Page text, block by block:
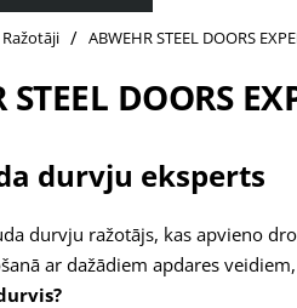
DOORS
Ražotāji ABWEHR STEEL DOORS
durvju eksperts
durvju ražotājs, kas apvieno
ar dažādiem apdares